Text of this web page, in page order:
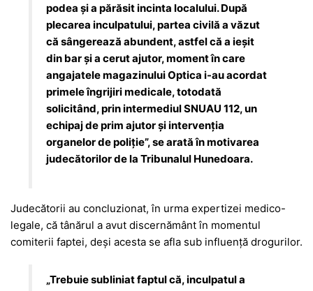
podea și a părăsit incinta localului. După
plecarea inculpatului, partea civilă a văzut
că sângerează abundent, astfel că a ieșit
din bar și a cerut ajutor, moment în care
angajatele magazinului Optica i-au acordat
primele îngrijiri medicale, totodată
solicitând, prin intermediul SNUAU 112, un
echipaj de prim ajutor și intervenția
organelor de poliție”, se arată în motivarea
judecătorilor de la Tribunalul Hunedoara.
Judecătorii au concluzionat, în urma expertizei medico-
legale, că tânărul a avut discernământ în momentul
comiterii faptei, deși acesta se afla sub influență drogurilor.
„Trebuie subliniat faptul că, inculpatul a